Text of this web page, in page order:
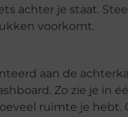
achter je staat.
voorkomt.
aan de
Zo zie je in
ruimte je hebt.